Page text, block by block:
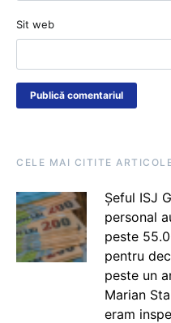
Sit web
CELE MAI CITITE
Șeful ISJ
personal
peste
pentru
peste un
Marian
eram